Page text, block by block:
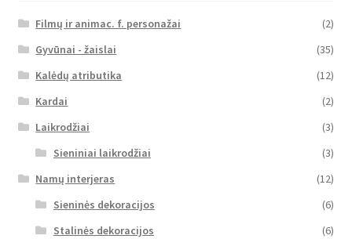
Filmų ir animac. f. personažai
(2)
Gyvūnai - žaislai
(35)
Kalėdų atributika
(12)
Kardai
(2)
Laikrodžiai
(3)
Sieniniai laikrodžiai
(3)
Namų interjeras
(12)
Sieninės dekoracijos
(6)
Stalinės dekoracijos
(6)